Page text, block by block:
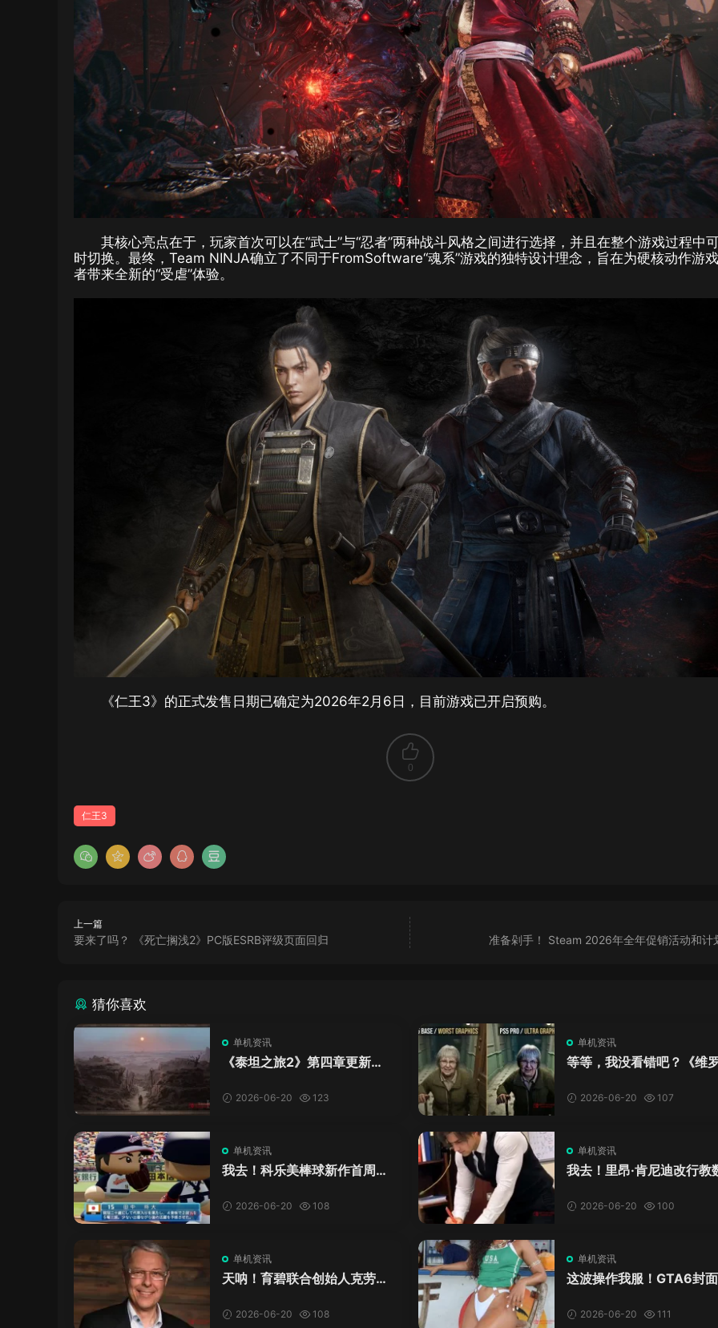
其核心亮点在于，玩家首次可以在“武士”与“忍者”两种战斗风格之间进行选择，并且在整个游戏过程中
时切换。最终，Team NINJA确立了不同于FromSoftware“魂系”游戏的独特设计理念，旨在为硬核动作游
者带来全新的“受虐”体验。
《仁王3》的正式发售日期已确定为2026年2月6日，目前游戏已开启预购。
0
仁王3
上一篇
要来了吗？ 《死亡搁浅2》PC版ESRB评级页面回归 准备剁手！ Steam 2026年全年促销活动和计
猜你喜欢
单机资讯
《泰坦之旅2》第四章更新来
C！2026-06-20 123
单机资讯
等等，我没看错吧？《维
加料？
2026-06-20 107
单机资讯
我去！科乐美棒球新作首周十
口！2026-06-20 108
单机资讯
我去！里昂·肯尼迪改行教
格！2026-06-20 100
单机资讯
天呐！育碧联合创始人克劳德
岁 2026-06-20 108
单机资讯
这波操作我服！GTA6封
模式又上线了
2026-06-20 111